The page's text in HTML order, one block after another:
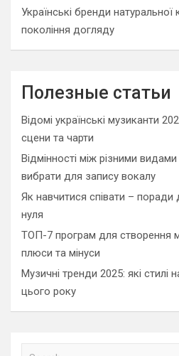
Українські бренди
покоління догляду
Полезные статьи
Відомі українські музиканти
сцени та чарти
Відмінності між різними
вибрати для запису вокалу
Як навчитися співати – поради
нуля
ТОП-7 програм для створення
плюси та мінуси
Музичні тренди 2025: які стилі
цього року